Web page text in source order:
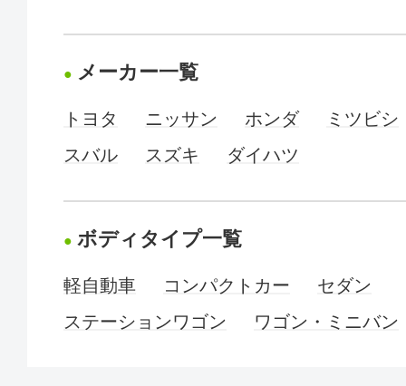
メーカー一覧
トヨタ ニッサン ホンダ
ミツビシ
スバル
スズキ ダイハツ
ボディタイプ一覧
軽自動車 コンパクトカー
セダン
ステーションワゴン
ワゴン・ミニバン